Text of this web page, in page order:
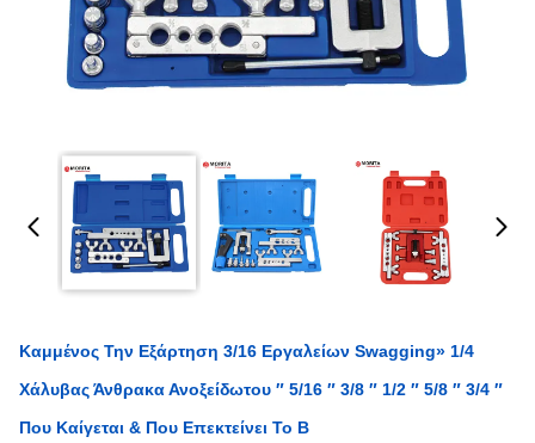
Καμμένος Την Εξάρτηση 3/16 Εργαλείων Swagging» 1/4
Χάλυβας Άνθρακα Ανοξείδωτου ″ 5/16 ″ 3/8 ″ 1/2 ″ 5/8 ″ 3/4 ″
Που Καίγεται & Που Επεκτείνει Το Β